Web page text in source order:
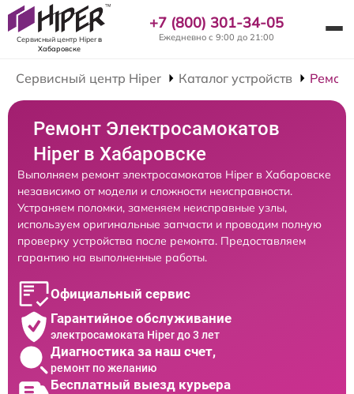
Сервисный центр Hiperв
Хабаровске
+7 (800) 301-34-05
Ежедневно с 9:00 до 21:00
Сервисный центр Hiper Каталог устройств
Ремонт Электросамокатов
Hiper в Хабаровске
Выполняем ремонт электросамокатов Hiper в Хабаровске
независимо от модели и сложности неисправности.
Устраняем поломки, заменяем неисправные узлы,
используем оригинальные запчасти и проводим полную
проверку устройства после ремонта. Предоставляем
гарантию на выполненные работы.
Официальный сервис
Гарантийное обслуживание
электросамоката Hiper до 3 лет
Диагностика за наш счет,
ремонт по желанию
Бесплатный выезд курьера